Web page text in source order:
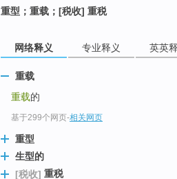
重型；重载；[税收] 重税
网络释义 专业释义 英英
重载
重载的
基于299个网页-相关网页
重型
生型的
[税收] 重税